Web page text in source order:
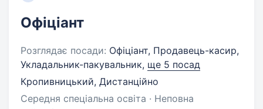
Офіціант
Розглядає посади: Офіціант, Продавець-касир,
Укладальник-пакувальник, ще 5 посад
Кропивницький, Дистанційно
Середня спеціальна освіта · Неповна